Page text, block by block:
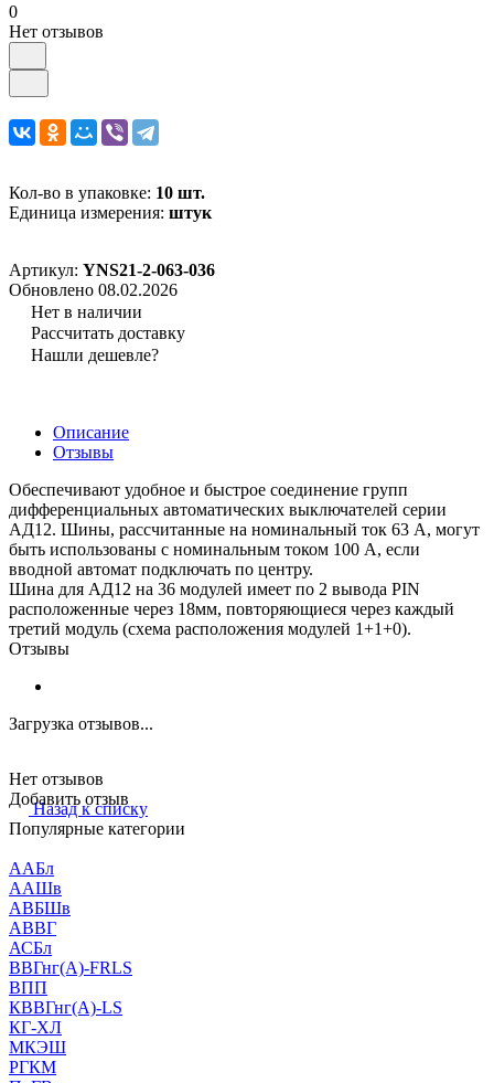
0
Нет отзывов
Кол-во в упаковке: 10 шт.
Единица измерения: штук
Артикул: YNS21-2-063-036
Обновлено 08.02.2026
Нет в наличии
Рассчитать доставку
Нашли дешевле?
Описание
Отзывы
Обеспечивают удобное и быстрое соединение групп
дифференциальных автоматических выключателей серии
АД12. Шины, рассчитанные на номинальный ток 63 А, могут
быть использованы с номинальным током 100 А, если
вводной автомат подключать по центру.
Шина для АД12 на 36 модулей имеет по 2 вывода PIN
расположенные через 18мм, повторяющиеся через каждый
третий модуль (схема расположения модулей 1+1+0).
Отзывы
Загрузка отзывов...
Нет отзывов
Добавить отзыв
Назад к списку
Популярные категории
ААБл
ААШв
АВБШв
АВВГ
АСБл
ВВГнг(А)-FRLS
ВПП
КВВГнг(А)-LS
КГ-ХЛ
МКЭШ
РГКМ